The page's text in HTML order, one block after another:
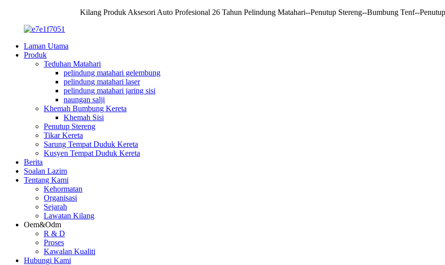
Kilang Produk Aksesori Auto Profesional 26 Tahun Pelindung Matahari--Penutup Stereng--Bumbung Tenf--
Laman Utama
Produk
Teduhan Matahari
pelindung matahari gelembung
pelindung matahari laser
pelindung matahari jaring sisi
naungan salji
Khemah Bumbung Kereta
Khemah Sisi
Penutup Stereng
Tikar Kereta
Sarung Tempat Duduk Kereta
Kusyen Tempat Duduk Kereta
Berita
Soalan Lazim
Tentang Kami
Kehormatan
Organisasi
Sejarah
Lawatan Kilang
Oem&Odm
R & D
Proses
Kawalan Kualiti
Hubungi Kami